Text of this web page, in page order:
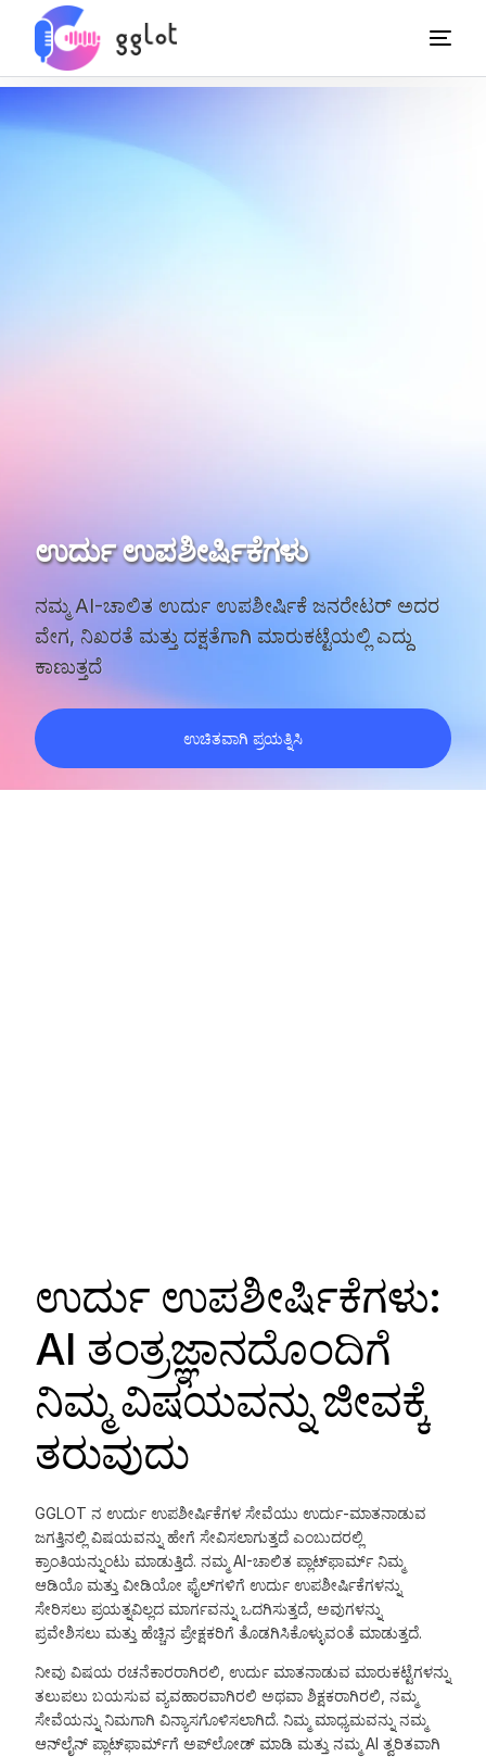
ಉರ್ದು ಉಪಶೀರ್ಷಿಕೆಗಳು
ನಮ್ಮ AI-ಚಾಲಿತ ಉರ್ದು ಉಪಶೀರ್ಷಿಕೆ ಜನರೇಟರ್ ಅದರ
ವೇಗ, ನಿಖರತೆ ಮತ್ತು ದಕ್ಷತೆಗಾಗಿ ಮಾರುಕಟ್ಟೆಯಲ್ಲಿ ಎದ್ದು
ಕಾಣುತ್ತದೆ
ಉಚಿತವಾಗಿ ಪ್ರಯತ್ನಿಸಿ
ಉರ್ದು ಉಪಶೀರ್ಷಿಕೆಗಳು:
AI ತಂತ್ರಜ್ಞಾನದೊಂದಿಗೆ
ನಿಮ್ಮ ವಿಷಯವನ್ನು ಜೀವಕ್ಕೆ
ತರುವುದು
GGLOT ನ ಉರ್ದು ಉಪಶೀರ್ಷಿಕೆಗಳ ಸೇವೆಯು ಉರ್ದು-ಮಾತನಾಡುವ
ಜಗತ್ತಿನಲ್ಲಿ ವಿಷಯವನ್ನು ಹೇಗೆ ಸೇವಿಸಲಾಗುತ್ತದೆ ಎಂಬುದರಲ್ಲಿ
ಕ್ರಾಂತಿಯನ್ನುಂಟು ಮಾಡುತ್ತಿದೆ. ನಮ್ಮ AI-ಚಾಲಿತ ಪ್ಲಾಟ್‌ಫಾರ್ಮ್ ನಿಮ್ಮ
ಆಡಿಯೊ ಮತ್ತು ವೀಡಿಯೋ ಫೈಲ್‌ಗಳಿಗೆ ಉರ್ದು ಉಪಶೀರ್ಷಿಕೆಗಳನ್ನು
ಸೇರಿಸಲು ಪ್ರಯತ್ನವಿಲ್ಲದ ಮಾರ್ಗವನ್ನು ಒದಗಿಸುತ್ತದೆ, ಅವುಗಳನ್ನು
ಪ್ರವೇಶಿಸಲು ಮತ್ತು ಹೆಚ್ಚಿನ ಪ್ರೇಕ್ಷಕರಿಗೆ ತೊಡಗಿಸಿಕೊಳ್ಳುವಂತೆ ಮಾಡುತ್ತದೆ.
ನೀವು ವಿಷಯ ರಚನೆಕಾರರಾಗಿರಲಿ, ಉರ್ದು ಮಾತನಾಡುವ ಮಾರುಕಟ್ಟೆಗಳನ್ನು
ತಲುಪಲು ಬಯಸುವ ವ್ಯವಹಾರವಾಗಿರಲಿ ಅಥವಾ ಶಿಕ್ಷಕರಾಗಿರಲಿ, ನಮ್ಮ
ಸೇವೆಯನ್ನು ನಿಮಗಾಗಿ ವಿನ್ಯಾಸಗೊಳಿಸಲಾಗಿದೆ. ನಿಮ್ಮ ಮಾಧ್ಯಮವನ್ನು ನಮ್ಮ
ಆನ್‌ಲೈನ್ ಪ್ಲಾಟ್‌ಫಾರ್ಮ್‌ಗೆ ಅಪ್‌ಲೋಡ್ ಮಾಡಿ ಮತ್ತು ನಮ್ಮ AI ತ್ವರಿತವಾಗಿ